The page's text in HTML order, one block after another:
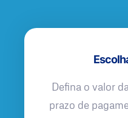
Defina o valor
prazo de